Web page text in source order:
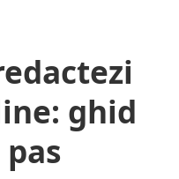
ghid